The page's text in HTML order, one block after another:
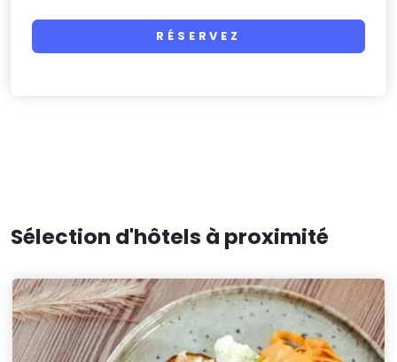
RÉSERVEZ
Sélection d'hôtels à proximité